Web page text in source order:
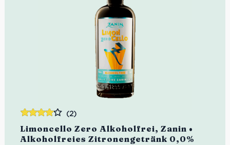
Limoncello Zero Alkoholfrei, Zanin •
Alkoholfreies Zitronengetränk 0,0%
(2)
Bewertet
mit4.00
von 5